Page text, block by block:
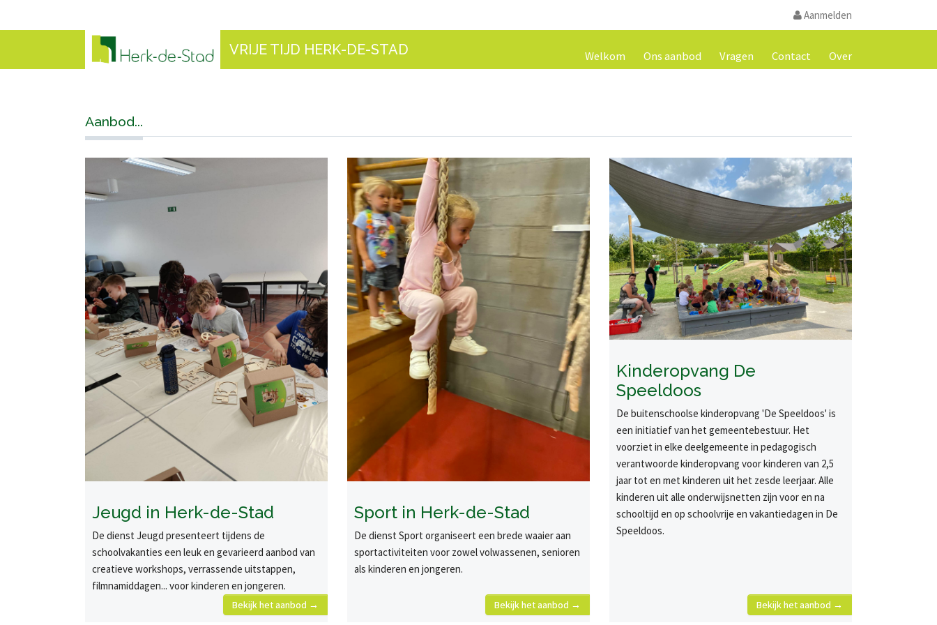
Aanmelden
Welkom Ons aanbod Vragen Contact Over
VRIJE TIJD HERK-DE-STAD
Aanbod...
Jeugd in Herk-de-Stad
De dienst Jeugd presenteert tijdens de
schoolvakanties een leuk en gevarieerd aanbod van
creatieve workshops, verrassende uitstappen,
filmnamiddagen... voor kinderen en jongeren.
Bekijk het aanbod →
Sport in Herk-de-Stad
De dienst Sport organiseert een brede waaier aan
sportactiviteiten voor zowel volwassenen, senioren
als kinderen en jongeren.
Bekijk het aanbod →
Kinderopvang De
Speeldoos
De buitenschoolse kinderopvang 'De Speeldoos' is
een initiatief van het gemeentebestuur. Het
voorziet in elke deelgemeente in pedagogisch
verantwoorde kinderopvang voor kinderen van 2,5
jaar tot en met kinderen uit het zesde leerjaar. Alle
kinderen uit alle onderwijsnetten zijn voor en na
schooltijd en op schoolvrije en vakantiedagen in De
Speeldoos.
Bekijk het aanbod →